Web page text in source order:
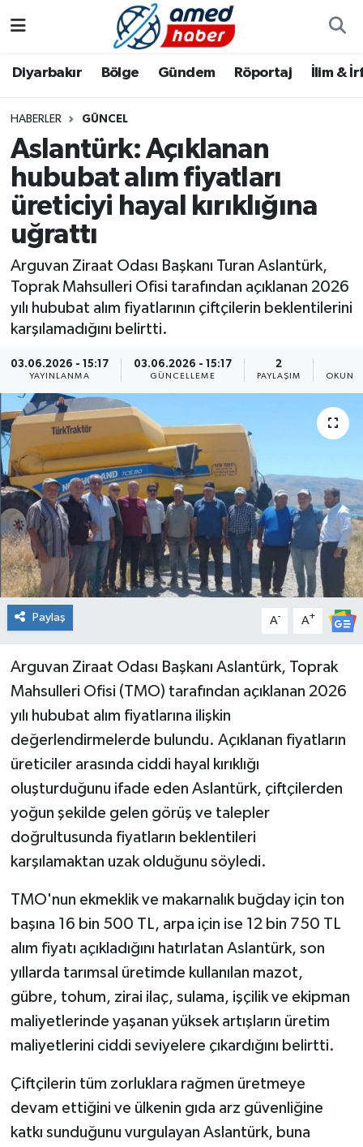
Diyarbakır Bölge Gündem Röportaj İlim &
HABERLER GÜNCEL
Aslantürk: Açıklanan
hububat alım fiyatları
üreticiyi hayal kırıklığına
uğrattı
Arguvan Ziraat Odası Başkanı Turan Aslantürk,
Toprak Mahsulleri Ofisi tarafından açıklanan 2026
yılı hububat alım fiyatlarının çiftçilerin beklentilerini
karşılamadığını belirtti.
03.06.2026 - 15:17
YAYINLANMA
03.06.2026 - 15:17
GÜNCELLEME
2
PAYLAŞIM
Paylaş A- A+
Arguvan Ziraat Odası Başkanı Aslantürk, Toprak
Mahsulleri Ofisi (TMO) tarafından açıklanan 2026
yılı hububat alım fiyatlarına ilişkin
değerlendirmelerde bulundu. Açıklanan fiyatların
üreticiler arasında ciddi hayal kırıklığı
oluşturduğunu ifade eden Aslantürk, çiftçilerden
yoğun şekilde gelen görüş ve talepler
doğrultusunda fiyatların beklentileri
karşılamaktan uzak olduğunu söyledi.
TMO'nun ekmeklik ve makarnalık buğday için ton
başına 16 bin 500 TL, arpa için ise 12 bin 750 TL
alım fiyatı açıkladığını hatırlatan Aslantürk, son
yıllarda tarımsal üretimde kullanılan mazot,
gübre, tohum, zirai ilaç, sulama, işçilik ve ekipman
maliyetlerinde yaşanan yüksek artışların üretim
maliyetlerini ciddi seviyelere çıkardığını belirtti.
Çiftçilerin tüm zorluklara rağmen üretmeye
devam ettiğini ve ülkenin gıda arz güvenliğine
katkı sunduğunu vurgulayan Aslantürk, buna
Bölge
Röportaj
Foto Galeri
Yazarlar
Aile
Asayiş
Bilim & Teknoloji
Bölge
Dünya
Eğitim
Genel
Güncel
Gündem
İlim & İrfan
Kültür & Sanat
KURDÎ
Sağlık & Yaşam
Siyaset
Spor
Yaşam
Diyarbakır Hava Durumu
Diyarbakır Namaz Vakitleri
Diyarbakır Trafik Yoğunluk Haritası
Süper Lig Puan Durumu ve Fikstür
Tüm Manşetler
Son Dakika Haberleri